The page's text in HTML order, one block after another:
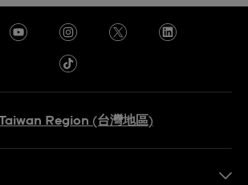
Region (台灣地區)